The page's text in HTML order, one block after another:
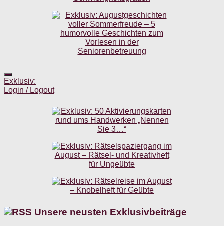
Exklusiv:
Login / Logout
Unsere neusten Exklusivbeiträge